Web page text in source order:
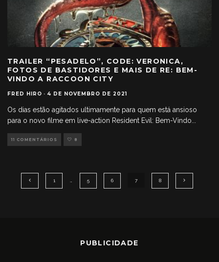
TRAILER “PESADELO”, CODE: VERONICA,
FOTOS DE BASTIDORES E MAIS DE RE: BEM-
VINDO A RACCOON CITY
FRED HIRO · 4 DE NOVEMBRO DE 2021
Os dias estão agitados ultimamente para quem está ansioso
para o novo filme em live-action Resident Evil: Bem-Vindo
11 COMENTÁRIOS 8
1 5 6 7 8
PUBLICIDADE